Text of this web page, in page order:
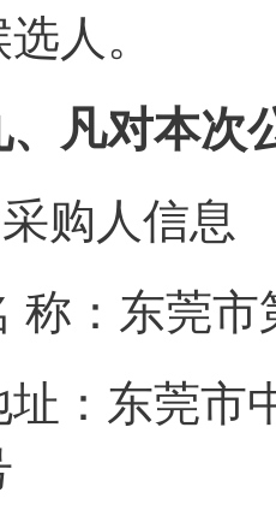
人。
、凡对本次
购人信息
称：东
址：东莞市